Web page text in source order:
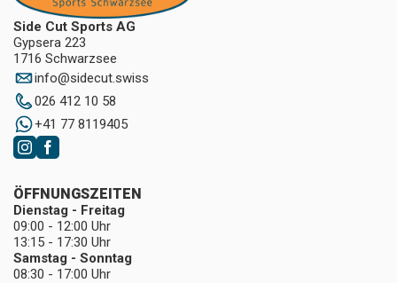
Side Cut Sports AG
Gypsera 223
1716 Schwarzsee
info@sidecut.swiss
026 412 10 58
+41 77 8119405
ÖFFNUNGSZEITEN
Dienstag - Freitag
09:00 - 12:00 Uhr
13:15 - 17:30 Uhr
Samstag - Sonntag
08:30 - 17:00 Uhr